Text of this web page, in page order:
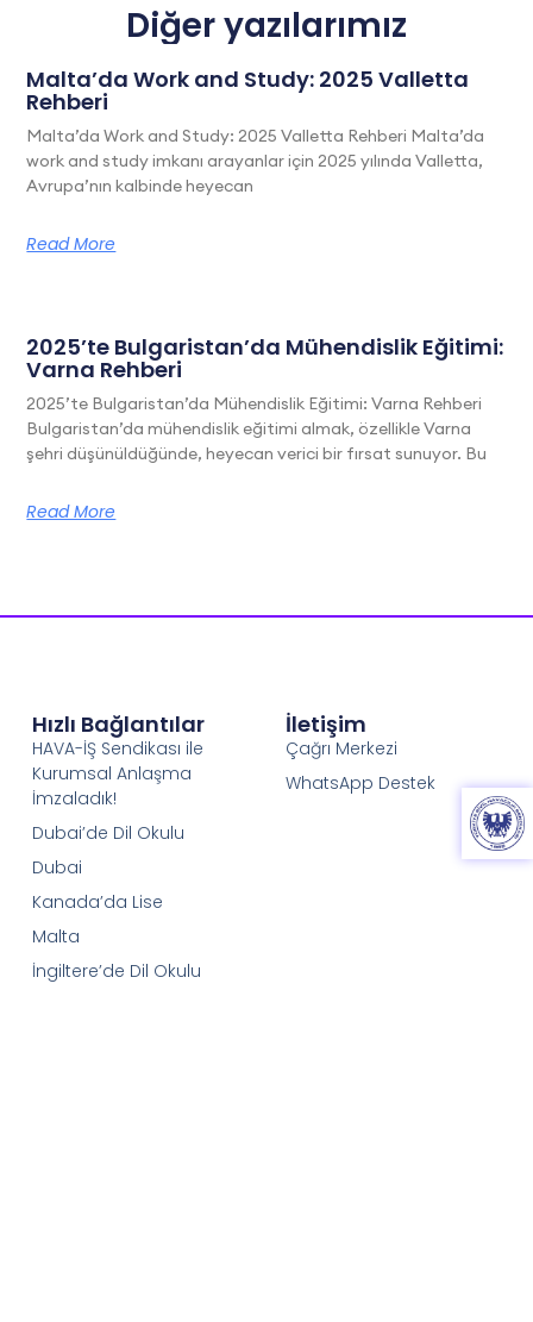
Diğer yazılarımız
Malta’da Work and Study: 2025 Valletta
Rehberi
Malta’da Work and Study: 2025 Valletta Rehberi Malta’da
work and study imkanı arayanlar için 2025 yılında Valletta,
Avrupa’nın kalbinde heyecan
Read More
2025’te Bulgaristan’da Mühendislik Eğitimi:
Varna Rehberi
2025’te Bulgaristan’da Mühendislik Eğitimi: Varna Rehberi
Bulgaristan’da mühendislik eğitimi almak, özellikle Varna
şehri düşünüldüğünde, heyecan verici bir fırsat sunuyor. Bu
Read More
Hızlı Bağlantılar
HAVA-İŞ Sendikası ile
Kurumsal Anlaşma
İmzaladık!
Dubai’de Dil Okulu
Dubai
Kanada’da Lise
Malta
İngiltere’de Dil Okulu
İletişim
Çağrı Merkezi
WhatsApp Destek